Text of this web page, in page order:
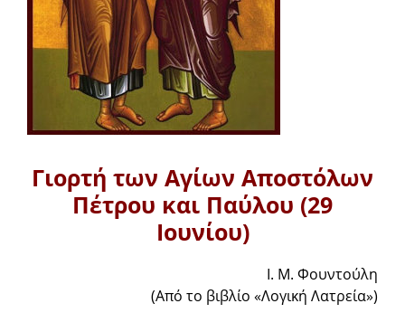
Γιορτή των Αγίων Αποστόλων
Πέτρου και Παύλου (29
Ιουνίου)
Ι. Μ. Φουντούλη
(Από το βιβλίο «Λογική Λατρεία»)